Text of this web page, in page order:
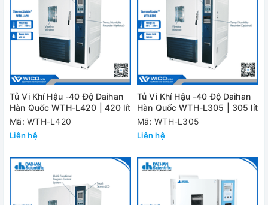
Tủ Vi Khí Hậu -40 Độ Daihan
Hàn Quốc WTH-L420 | 420 lít
Mã: WTH-L420
Liên hệ
Tủ Vi Khí Hậu -40 Độ Daihan
Hàn Quốc WTH-L305 | 305 lít
Mã: WTH-L305
Liên hệ